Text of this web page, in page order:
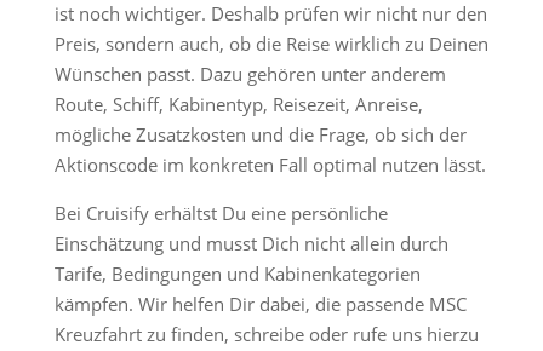
ist noch wichtiger. Deshalb prüfen wir nicht nur den
Preis, sondern auch, ob die Reise wirklich zu Deinen
Wünschen passt. Dazu gehören unter anderem
Route, Schiff, Kabinentyp, Reisezeit, Anreise,
mögliche Zusatzkosten und die Frage, ob sich der
Aktionscode im konkreten Fall optimal nutzen lässt.
Bei Cruisify erhältst Du eine persönliche
Einschätzung und musst Dich nicht allein durch
Tarife, Bedingungen und Kabinenkategorien
kämpfen. Wir helfen Dir dabei, die passende MSC
Kreuzfahrt zu finden, schreibe oder rufe uns hierzu